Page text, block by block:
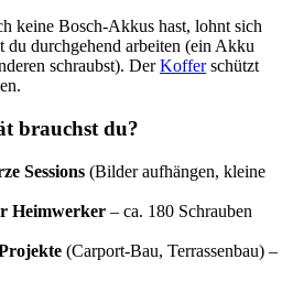
keine Bosch-Akkus hast, lohnt sich
du durchgehend arbeiten (ein Akku
schraubst). DerKofferschützt
brauchst du?
Sessions (Bilder aufhängen, kleine
Heimwerker – ca. 180 Schrauben
(Carport-Bau, Terrassenbau) –